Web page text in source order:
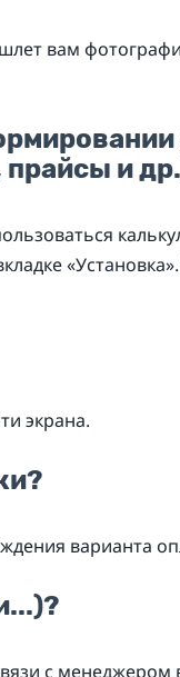
вам
прайсы и
экрана.
варианта
с